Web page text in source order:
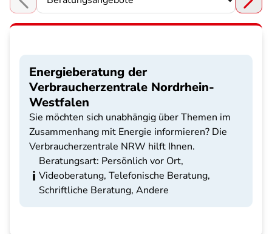
Choose a section
Energieberatung der
Verbraucherzentrale Nordrhein-
Westfalen
Sie möchten sich unabhängig über Themen im
Zusammenhang mit Energie informieren? Die
Verbraucherzentrale NRW hilft Ihnen.
Beratungsart: Persönlich vor Ort,
Videoberatung, Telefonische Beratung,
Schriftliche Beratung, Andere